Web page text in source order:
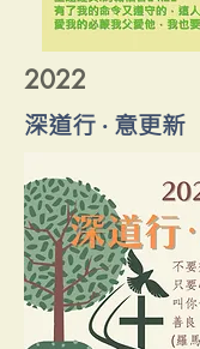
2022
深道行 ‧ 意更新